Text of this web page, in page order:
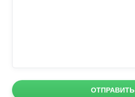
ОТПРАВИТЬ